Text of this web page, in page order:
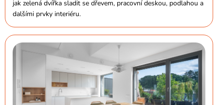
jak zelená dvířka sladit se dřevem, pracovní deskou, podlahou a
dalšími prvky interiéru.